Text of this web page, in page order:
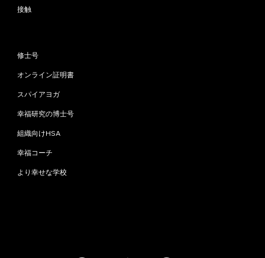
接触
修士号
オンライン証明書
スパイアヨガ
幸福研究の博士号
組織向けHSA
幸福コーチ
より幸せな学校